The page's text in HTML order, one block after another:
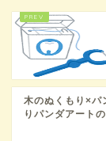
木のぬくもり×パ
りパンダアート